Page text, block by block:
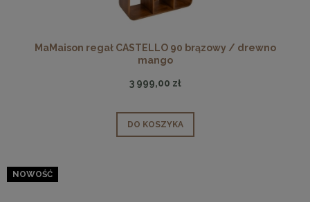
MaMaison regał CASTELLO 90 brązowy / drewno
mango
3 999,00 zł
DO KOSZYKA
NOWOŚĆ